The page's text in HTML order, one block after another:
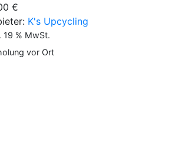
€
K's Upcycling
19 % MwSt.
vor Ort